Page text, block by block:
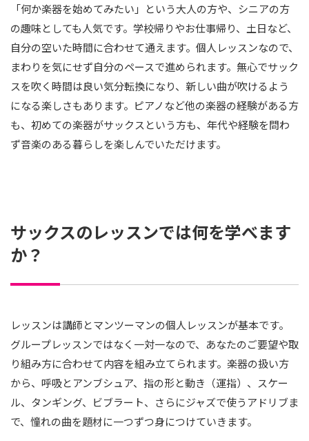
「何か楽器を始めてみたい」という大人の方や、シニアの方
の趣味としても人気です。学校帰りやお仕事帰り、土日など、
自分の空いた時間に合わせて通えます。個人レッスンなので、
まわりを気にせず自分のペースで進められます。無心でサック
スを吹く時間は良い気分転換になり、新しい曲が吹けるよう
になる楽しさもあります。ピアノなど他の楽器の経験がある方
も、初めての楽器がサックスという方も、年代や経験を問わ
ず音楽のある暮らしを楽しんでいただけます。
サックスのレッスンでは何を学べます
か？
レッスンは講師とマンツーマンの個人レッスンが基本です。
グループレッスンではなく一対一なので、あなたのご要望や取
り組み方に合わせて内容を組み立てられます。楽器の扱い方
から、呼吸とアンブシュア、指の形と動き（運指）、スケー
ル、タンギング、ビブラート、さらにジャズで使うアドリブま
で、憧れの曲を題材に一つずつ身につけていきます。